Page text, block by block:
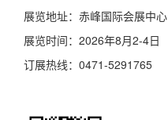
展览地址：赤峰国际会展中心
展览时间：2026年8月2-4日
订展热线：0471-5291765